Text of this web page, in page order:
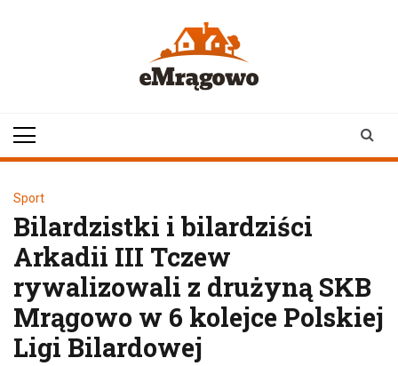
Sport
Bilardzistki i bilardziści
Arkadii III Tczew
rywalizowali z drużyną SKB
Mrągowo w 6 kolejce Polskiej
Ligi Bilardowej